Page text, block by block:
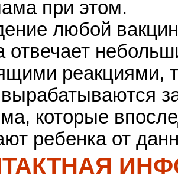
при этом.
любой
отвечает
реакциями,
которые
ребенка от